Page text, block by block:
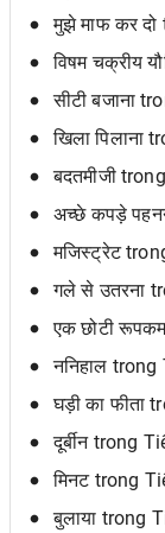
मुझे माफ कर
विषम चक्रीय
सीटी बजाना
खिला
बदतमीजी
अच्छे कपड़े
मजिस्ट्रेट
गले से उतरना
एक छोटी
ननिहाल
घड़ी का फीता
दूर्बीन trong
मिनट trong
बुलाया trong